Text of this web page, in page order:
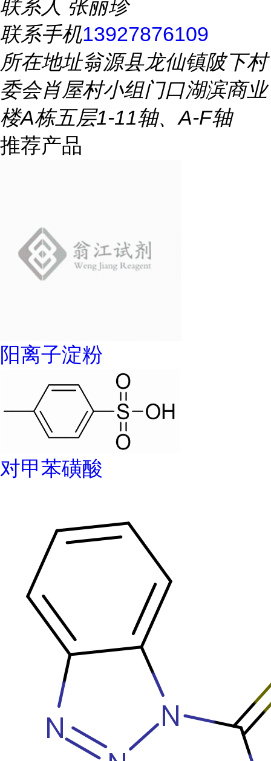
联系人 张丽珍
联系手机13927876109
所在地址翁源县龙仙镇陂下村
委会肖屋村小组门口湖滨商业
楼A栋五层1-11轴、A-F轴
推荐产品
阳离子淀粉
对甲苯磺酸